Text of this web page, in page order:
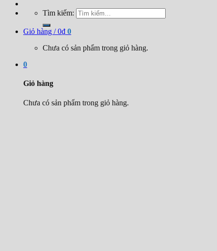
Tìm kiếm:
Giỏ hàng /0₫ 0
Chưa có sản phẩm trong giỏ hàng.
0
Giỏ hàng
Chưa có sản phẩm trong giỏ hàng.